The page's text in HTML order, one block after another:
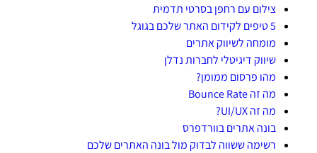
צילום עם רחפן בסרטי תדמית
5 טיפים לקידום האתר שלכם בגוגל
מומחה לשיווק אתרים
שיווק דיגיטלי לחברות נדלן
מהו פרסום ממומן?
מה זה Bounce Rate
מה זה UI/UX?
בונה אתרים בוורדפרס
רשימה ששווה לבדוק מול בונה האתרים שלכם